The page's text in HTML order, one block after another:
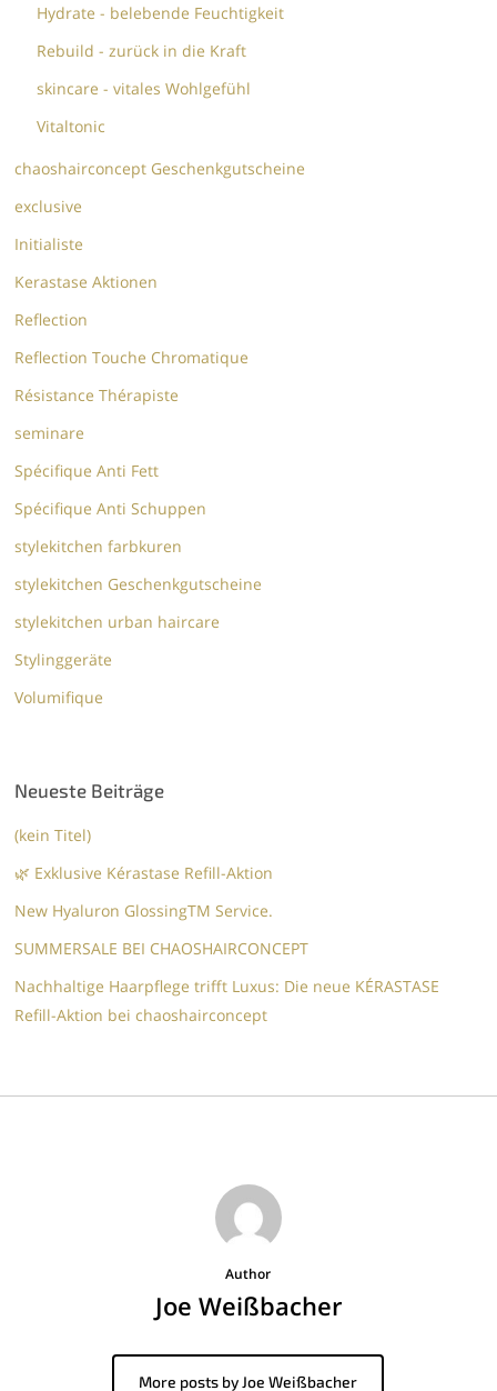
Hydrate - belebende Feuchtigkeit
Rebuild - zurück in die Kraft
skincare - vitales Wohlgefühl
Vitaltonic
chaoshairconcept Geschenkgutscheine
exclusive
Initialiste
Kerastase Aktionen
Reflection
Reflection Touche Chromatique
Résistance Thérapiste
seminare
Spécifique Anti Fett
Spécifique Anti Schuppen
stylekitchen farbkuren
stylekitchen Geschenkgutscheine
stylekitchen urban haircare
Stylinggeräte
Volumifique
Neueste Beiträge
(kein Titel)
🌿 Exklusive Kérastase Refill-Aktion
New Hyaluron GlossingTM​ Service.​
SUMMERSALE BEI CHAOSHAIRCONCEPT
Nachhaltige Haarpflege trifft Luxus: Die neue KÉRASTASE
Refill-Aktion bei chaoshairconcept
Author
Joe Weißbacher
More posts by Joe Weißbacher